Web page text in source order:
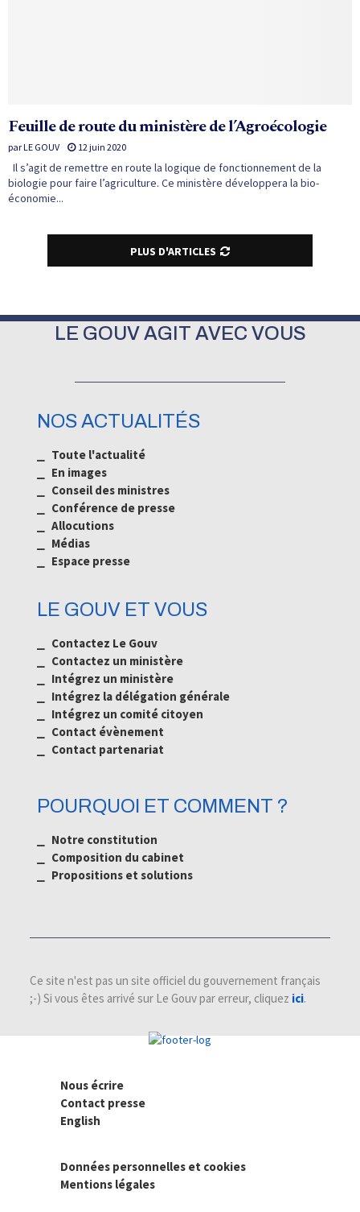
Feuille de route du ministère de l’Agroécologie
par LE GOUV 12 juin 2020
Il s’agit de remettre en route la logique de fonctionnement de la
biologie pour faire l’agriculture. Ce ministère développera la bio-
économie...
PLUS D'ARTICLES
LE GOUV AGIT AVEC VOUS
NOS ACTUALITÉS
⎯ Toute l'actualité
⎯ En images
⎯ Conseil des ministres
⎯ Conférence de presse
⎯ Allocutions
⎯ Médias
Espace presse
LE GOUV ET VOUS
⎯ Contactez Le Gouv
⎯ Contactez un ministère
⎯ Intégrez un ministère
⎯ Intégrez la délégation générale
⎯ Intégrez un comité citoyen
⎯ Contact évènement
⎯ Contact partenariat
POURQUOI ET COMMENT ?
⎯ Notre constitution
⎯ Composition du cabinet
⎯ Propositions et solutions
Ce site n'est pas un site officiel du gouvernement français
;-) Si vous êtes arrivé sur Le Gouv par erreur, cliquez ici.
Nous écrire
Contact presse
English
Données personnelles et cookies
Mentions légales